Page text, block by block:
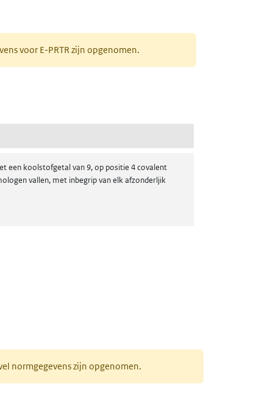
voor E-PRTR zijn opgenomen.
koolstofgetal van 9, op positie 4 covalent
vallen, met inbegrip van elk afzonderljik
normgegevens zijn opgenomen.